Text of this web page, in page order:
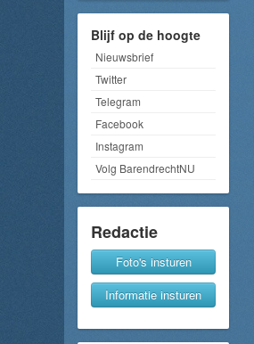
Blijf op de hoogte
Nieuwsbrief
Twitter
Telegram
Facebook
Instagram
Volg BarendrechtNU
Redactie
Foto's insturen
Informatie insturen